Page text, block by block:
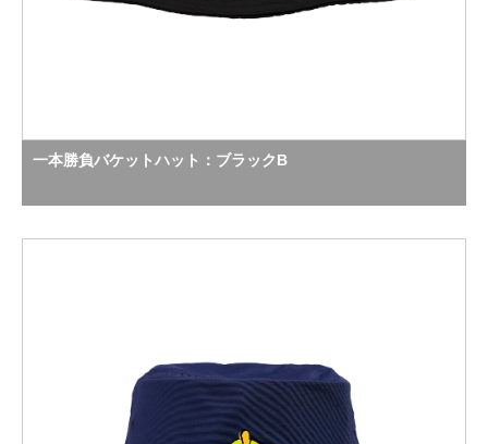
一本勝負バケットハット：ブラックB